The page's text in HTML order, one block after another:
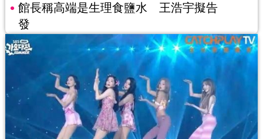
館長稱高端是生理食鹽水 王浩宇擬告
發